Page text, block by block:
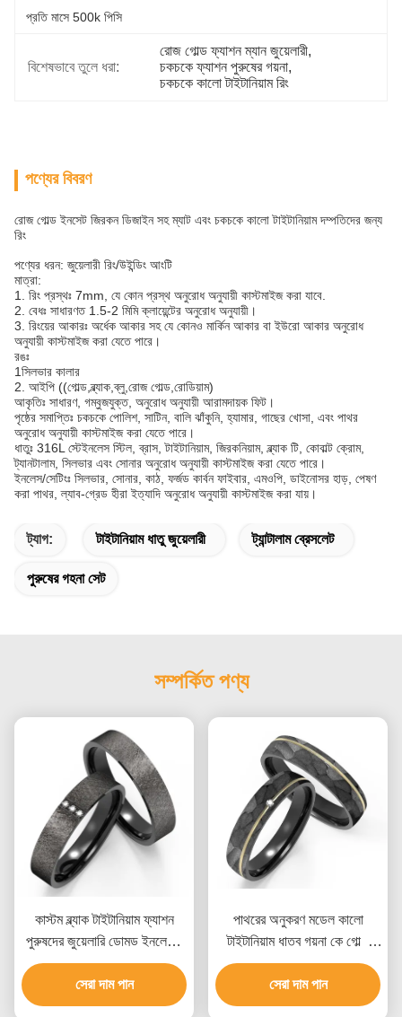
প্রতি মাসে 500k পিসি
বিশেষভাবে তুলে ধরা:
রোজ গোল্ড ফ্যাশন ম্যান জুয়েলারী,
চকচকে ফ্যাশন পুরুষের গয়না,
চকচকে কালো টাইটানিয়াম রিং
পণ্যের বিবরণ
রোজ গোল্ড ইনসেট জিরকন ডিজাইন সহ ম্যাট এবং চকচকে কালো টাইটানিয়াম দম্পতিদের জন্য
রিং
পণ্যের ধরন: জুয়েলারী রিং/উইন্ডিং আংটি
মাত্রা:
1. রিং প্রস্থঃ 7mm, যে কোন প্রস্থ অনুরোধ অনুযায়ী কাস্টমাইজ করা যাবে.
2. বেধঃ সাধারণত 1.5-2 মিমি ক্লায়েন্টের অনুরোধ অনুযায়ী।
3. রিংয়ের আকারঃ অর্ধেক আকার সহ যে কোনও মার্কিন আকার বা ইউরো আকার অনুরোধ
অনুযায়ী কাস্টমাইজ করা যেতে পারে।
রঙঃ
1সিলভার কালার
2. আইপি ((গোল্ড,ব্ল্যাক,ব্লু,রোজ গোল্ড,রোডিয়াম)
আকৃতিঃ সাধারণ, গম্বুজযুক্ত, অনুরোধ অনুযায়ী আরামদায়ক ফিট।
পৃষ্ঠের সমাপ্তিঃ চকচকে পোলিশ, সাটিন, বালি ঝাঁকুনি, হ্যামার, গাছের খোসা, এবং পাথর
অনুরোধ অনুযায়ী কাস্টমাইজ করা যেতে পারে।
ধাতুঃ 316L স্টেইনলেস স্টিল, ব্রাস, টাইটানিয়াম, জিরকনিয়াম, ব্ল্যাক টি, কোবাল্ট ক্রোম,
ট্যানটালাম, সিলভার এবং সোনার অনুরোধ অনুযায়ী কাস্টমাইজ করা যেতে পারে।
ইনলেস/সেটিংঃ সিলভার, সোনার, কাঠ, ফর্জড কার্বন ফাইবার, এমওপি, ডাইনোসর হাড়, পেষণ
করা পাথর, ল্যাব-গ্রেড হীরা ইত্যাদি অনুরোধ অনুযায়ী কাস্টমাইজ করা যায়।
ট্যাগ: টাইটানিয়াম ধাতু জুয়েলারী ট্যান্টালাম ব্রেসলেট
পুরুষের গহনা সেট
সম্পর্কিত পণ্য
কাস্টম ব্ল্যাক টাইটানিয়াম ফ্যাশন
পুরুষদের জুয়েলারি ডোমড ইনলেইড
জিরকন পলিশড কাপল রিং
সেরা দাম পান
পাথরের অনুকরণ মডেল কালো
টাইটানিয়াম ধাতব গয়না কে গোল্ড
জিরকন কাস্টম বিয়ের রিং সহ
সেরা দাম পান